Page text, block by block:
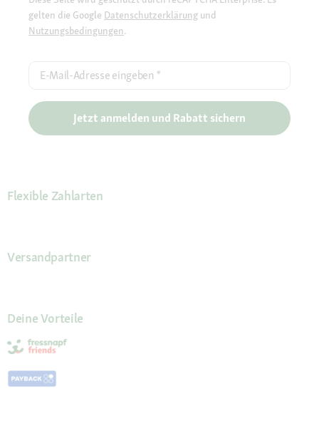
gelten die Google Datenschutzerklärung und
Nutzungsbedingungen.
E-Mail-Adresse eingeben *
Jetzt anmelden und Rabatt sichern
Flexible Zahlarten
Versandpartner
Deine Vorteile